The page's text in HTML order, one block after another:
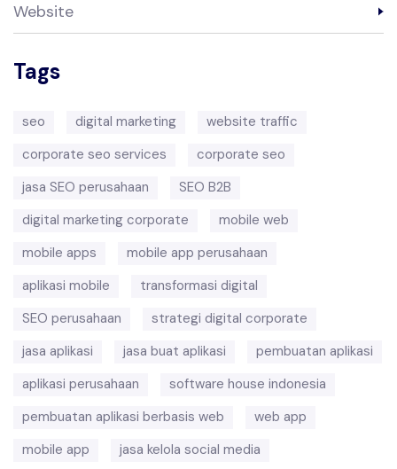
Website
Tags
seo digital marketing
website traffic
corporate seo services
corporate seo
jasa SEO perusahaan
SEO B2B
digital marketing corporate
mobile web
mobile apps
mobile app perusahaan
aplikasi mobile
transformasi digital
SEO perusahaan
strategi digital corporate
jasa aplikasi
jasa buat aplikasi
pembuatan aplikasi
aplikasi perusahaan
software house indonesia
pembuatan aplikasi berbasis web
web app
mobile app
jasa kelola social media